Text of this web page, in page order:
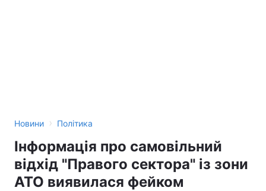
Новини › Політика
Інформація про самовільний
відхід "Правого сектора" із зони
АТО виявилася фейком